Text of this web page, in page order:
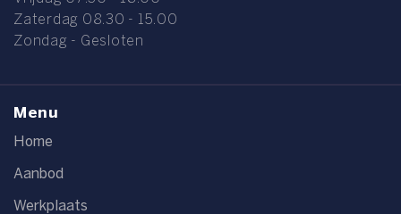
Zaterdag 08.30 - 15.00
Zondag - Gesloten
Menu
Home
Aanbod
Werkplaats